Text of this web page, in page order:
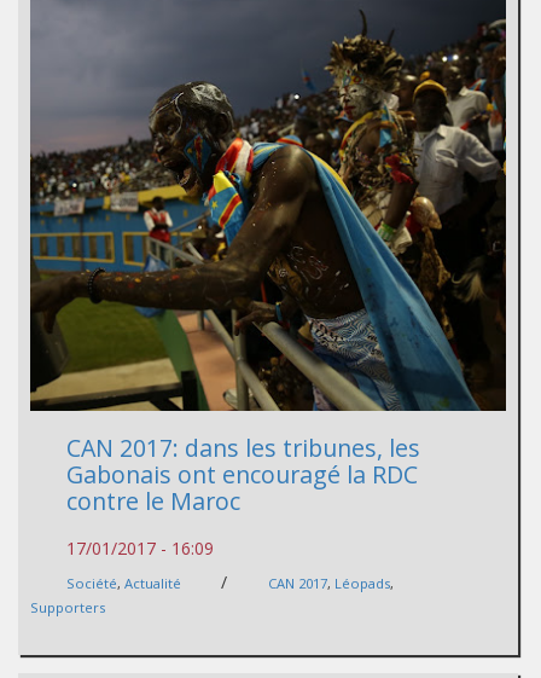
CAN 2017: dans les tribunes, les
Gabonais ont encouragé la RDC
contre le Maroc
17/01/2017 - 16:09
Société, Actualité / CAN 2017, Léopads,
Supporters